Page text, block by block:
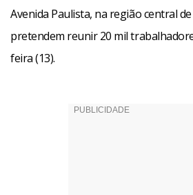
Avenida Paulista, na região central
pretendem reunir 20 mil
feira (13).